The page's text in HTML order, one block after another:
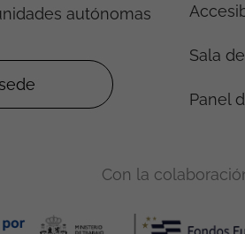
autónomas
Sala
Panel
Con la